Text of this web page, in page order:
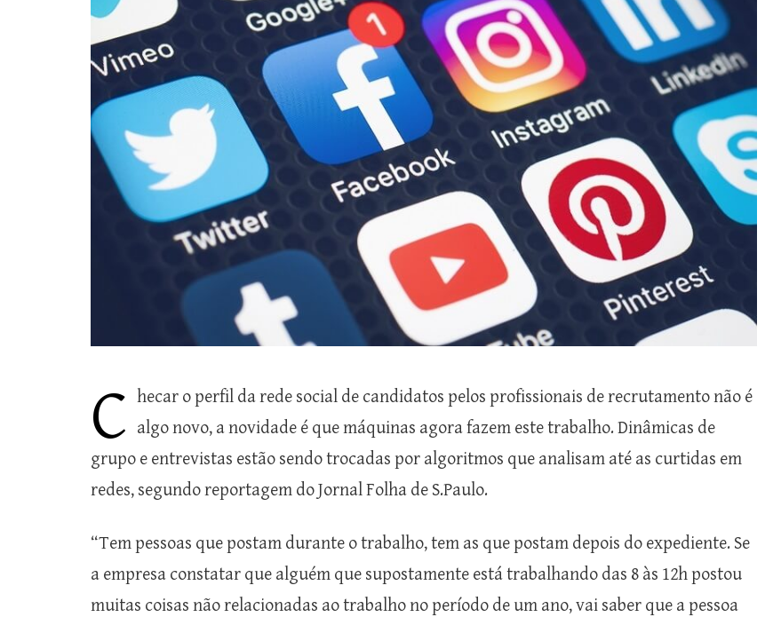
C hecar o perfil da rede social de candidatos pelos profissionais de recrutamento não é
algo novo, a novidade é que máquinas agora fazem este trabalho. Dinâmicas de
grupo e entrevistas estão sendo trocadas por algoritmos que analisam até as curtidas em
redes, segundo reportagem do Jornal Folha de S.Paulo.
“Tem pessoas que postam durante o trabalho, tem as que postam depois do expediente. Se
a empresa constatar que alguém que supostamente está trabalhando das 8 às 12h postou
muitas coisas não relacionadas ao trabalho no período de um ano, vai saber que a pessoa